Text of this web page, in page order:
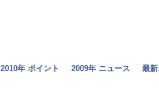
2010年 ポイント 2009年 ニュース 最